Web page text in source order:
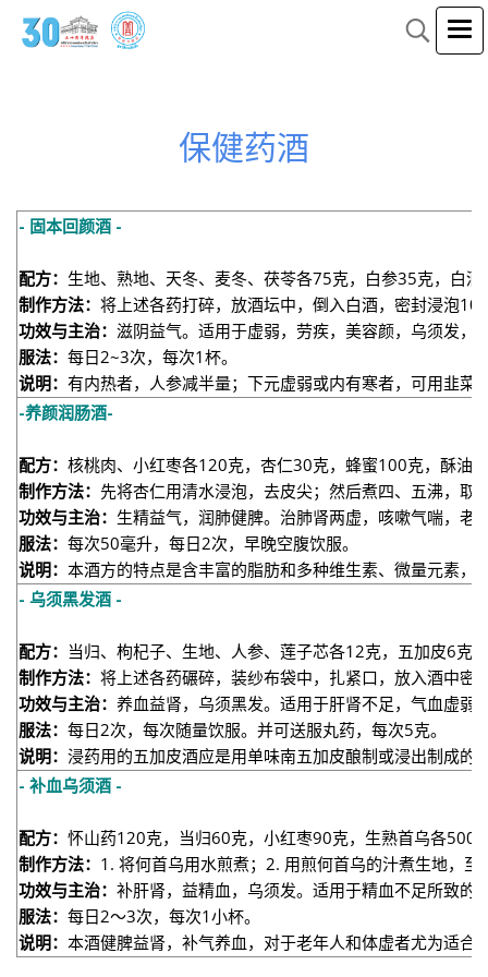
保健药酒
- 固本回颜酒 -
配方： 生地、熟地、天冬、麦冬、茯苓各75克，白参35克，白酒
制作方法： 将上述各药打碎，放酒坛中，倒入白酒，密封浸泡
功效与主治： 滋阴益气。适用于虚弱，劳疾，美容颜，乌须发，
服法： 每日2~3次，每次1杯。
说明： 有内热者，人参减半量；下元虚弱或内有寒者，可用韭菜
-养颜润肠酒-
配方： 核桃肉、小红枣各120克，杏仁30克，蜂蜜100克，酥油
制作方法： 先将杏仁用清水浸泡，去皮尖；然后煮四、五沸，
功效与主治： 生精益气，润肺健脾。治肺肾两虚，咳嗽气喘，老
服法： 每次50毫升，每日2次，早晚空腹饮服。
说明： 本酒方的特点是含丰富的脂肪和多种维生素、微量元素
- 乌须黑发酒 -
配方： 当归、枸杞子、生地、人参、莲子芯各12克，五加皮6
制作方法： 将上述各药碾碎，装纱布袋中，扎紧口，放入酒中
功效与主治： 养血益肾，乌须黑发。适用于肝肾不足，气血虚弱
服法： 每日2次，每次随量饮服。并可送服丸药，每次5克。
说明： 浸药用的五加皮酒应是用单味南五加皮酿制或浸出制成的
- 补血乌须酒 -
配方： 怀山药120克，当归60克，小红枣90克，生熟首乌各
制作方法： 1. 将何首乌用水煎煮；2. 用煎何首乌的汁煮生地，
功效与主治： 补肝肾，益精血，乌须发。适用于精血不足所致的
服法： 每日2～3次，每次1小杯。
说明： 本酒健脾益肾，补气养血，对于老年人和体虚者尤为适合